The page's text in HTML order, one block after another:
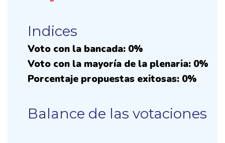
Indices
Voto con la bancada: 0%
Voto con la mayoría de la plenaria: 0%
Porcentaje propuestas exitosas: 0%
Balance de las votaciones